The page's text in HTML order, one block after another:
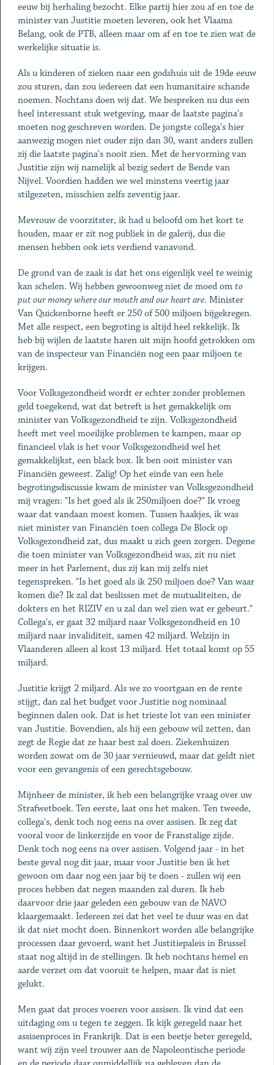
eeuw bij herhaling bezocht. Elke partij hier zou af en toe de
minister van Justitie moeten leveren, ook het Vlaams
Belang, ook de PTB, alleen maar om af en toe te zien wat de
werkelijke situatie is.
Als u kinderen of zieken naar een godshuis uit de 19de eeuw
zou sturen, dan zou iedereen dat een humanitaire schande
noemen. Nochtans doen wij dat. We bespreken nu dus een
heel interessant stuk wetgeving, maar de laatste pagina's
moeten nog geschreven worden. De jongste collega's hier
aanwezig mogen niet ouder zijn dan 30, want anders zullen
zij die laatste pagina's nooit zien. Met de hervorming van
Justitie zijn wij namelijk al bezig sedert de Bende van
Nijvel. Voordien hadden we wel minstens veertig jaar
stilgezeten, misschien zelfs zeventig jaar.
Mevrouw de voorzitster, ik had u beloofd om het kort te
houden, maar er zit nog publiek in de galerij, dus die
mensen hebben ook iets verdiend vanavond.
De grond van de zaak is dat het ons eigenlijk veel te weinig
kan schelen. Wij hebben gewoonweg niet de moed om to
put our money where our mouth and our heart are. Minister
Van Quickenborne heeft er 250 of 500 miljoen bijgekregen.
Met alle respect, een begroting is altijd heel rekkelijk. Ik
heb bij wijlen de laatste haren uit mijn hoofd getrokken om
van de inspecteur van Financiën nog een paar miljoen te
krijgen.
Voor Volksgezondheid wordt er echter zonder problemen
geld toegekend, wat dat betreft is het gemakkelijk om
minister van Volksgezondheid te zijn. Volksgezondheid
heeft met veel moeilijke problemen te kampen, maar op
financieel vlak is het voor Volksgezondheid wel het
gemakkelijkst, een black box. Ik ben ooit minister van
Financiën geweest. Zalig! Op het einde van een hele
begrotingsdiscussie kwam de minister van Volksgezondheid
mij vragen: "Is het goed als ik 250miljoen doe?" Ik vroeg
waar dat vandaan moest komen. Tussen haakjes, ik was
niet minister van Financiën toen collega De Block op
Volksgezondheid zat, dus maakt u zich geen zorgen. Degene
die toen minister van Volksgezondheid was, zit nu niet
meer in het Parlement, dus zij kan mij zelfs niet
tegenspreken. "Is het goed als ik 250 miljoen doe? Van waar
komen die? Ik zal dat beslissen met de mutualiteiten, de
dokters en het RIZIV en u zal dan wel zien wat er gebeurt."
Collega's, er gaat 32 miljard naar Volksgezondheid en 10
miljard naar invaliditeit, samen 42 miljard. Welzijn in
Vlaanderen alleen al kost 13 miljard. Het totaal komt op 55
miljard.
Justitie krijgt 2 miljard. Als we zo voortgaan en de rente
stijgt, dan zal het budget voor Justitie nog nominaal
beginnen dalen ook. Dat is het trieste lot van een minister
van Justitie. Bovendien, als hij een gebouw wil zetten, dan
zegt de Regie dat ze haar best zal doen. Ziekenhuizen
worden zowat om de 30 jaar vernieuwd, maar dat geldt niet
voor een gevangenis of een gerechtsgebouw.
Mijnheer de minister, ik heb een belangrijke vraag over uw
Strafwetboek. Ten eerste, laat ons het maken. Ten tweede,
collega's, denk toch nog eens na over assisen. Ik zeg dat
vooral voor de linkerzijde en voor de Franstalige zijde.
Denk toch nog eens na over assisen. Volgend jaar - in het
beste geval nog dit jaar, maar voor Justitie ben ik het
gewoon om daar nog een jaar bij te doen - zullen wij een
proces hebben dat negen maanden zal duren. Ik heb
daarvoor drie jaar geleden een gebouw van de NAVO
klaargemaakt. Iedereen zei dat het veel te duur was en dat
ik dat niet mocht doen. Binnenkort worden alle belangrijke
processen daar gevoerd, want het Justitiepaleis in Brussel
staat nog altijd in de stellingen. Ik heb nochtans hemel en
aarde verzet om dat vooruit te helpen, maar dat is niet
gelukt.
Men gaat dat proces voeren voor assisen. Ik vind dat een
uitdaging om u tegen te zeggen. Ik kijk geregeld naar het
assisenproces in Frankrijk. Dat is een beetje beter geregeld,
want wij zijn veel trouwer aan de Napoleontische periode